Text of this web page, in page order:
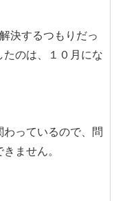
決するつもりだっ
のは、１０月にな
っているので、問
ません。